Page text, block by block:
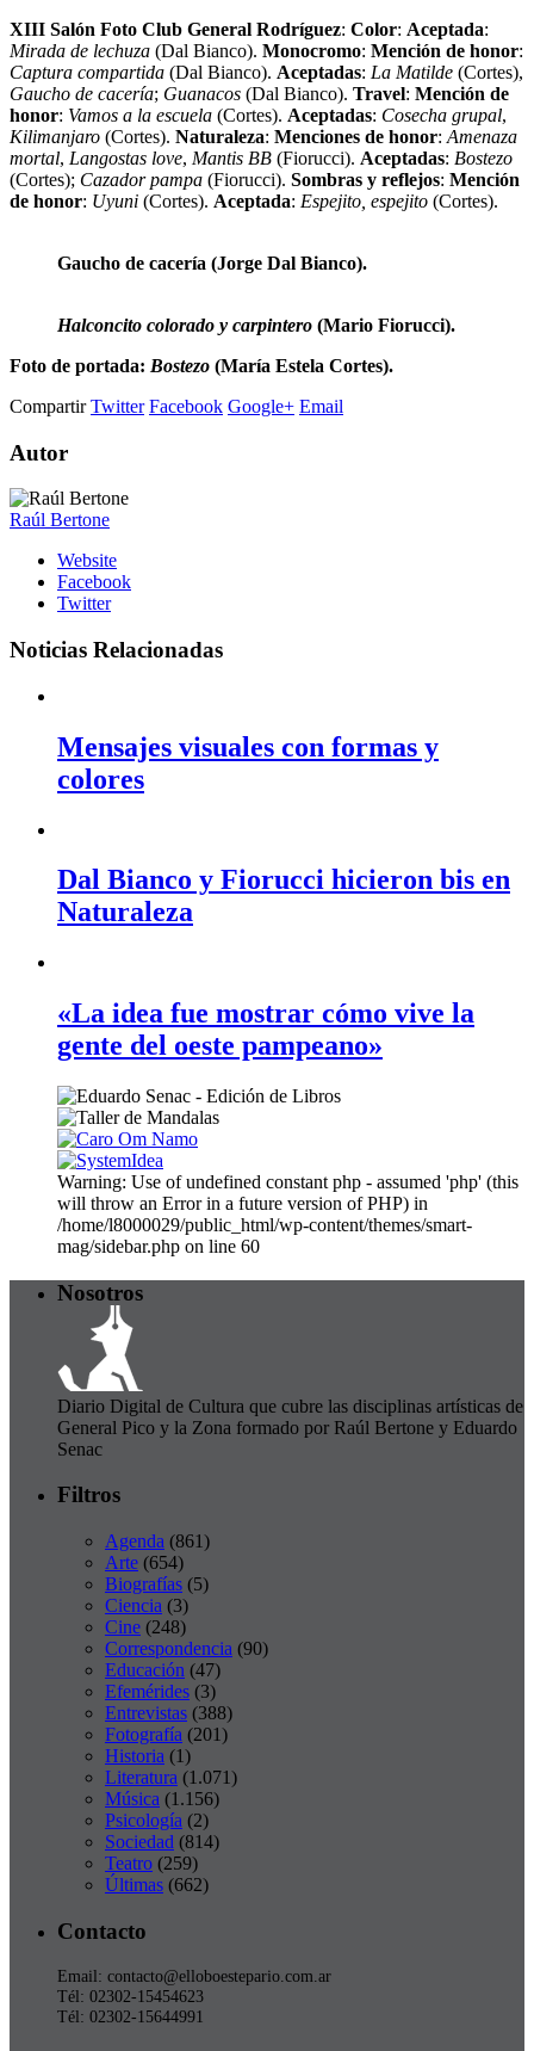
XIII Salón Foto Club General Rodríguez: Color: Aceptada:
Mirada de lechuza (Dal Bianco). Monocromo: Mención de honor:
Captura compartida (Dal Bianco). Aceptadas: La Matilde (Cortes),
Gaucho de cacería; Guanacos (Dal Bianco). Travel: Mención de
honor: Vamos a la escuela (Cortes). Aceptadas: Cosecha grupal,
Kilimanjaro (Cortes). Naturaleza: Menciones de honor: Amenaza
mortal, Langostas love, Mantis BB (Fiorucci). Aceptadas: Bostezo
(Cortes); Cazador pampa (Fiorucci). Sombras y reflejos: Mención
de honor: Uyuni (Cortes). Aceptada: Espejito, espejito (Cortes).
Gaucho de cacería (Jorge Dal Bianco).
Halconcito colorado y carpintero (Mario Fiorucci).
Foto de portada: Bostezo (María Estela Cortes).
Compartir Twitter Facebook Google+ Email
Autor
Raúl Bertone
Website
Facebook
Twitter
Noticias Relacionadas
Mensajes visuales con formas y
colores
Dal Bianco y Fiorucci hicieron bis en
Naturaleza
«La idea fue mostrar cómo vive la
gente del oeste pampeano»
Warning: Use of undefined constant php - assumed 'php' (this
will throw an Error in a future version of PHP) in
/home/l8000029/public_html/wp-content/themes/smart-
mag/sidebar.php on line 60
Nosotros
Diario Digital de Cultura que cubre las disciplinas artísticas de
General Pico y la Zona formado por Raúl Bertone y Eduardo
Senac
Filtros
Agenda (861)
Arte (654)
Biografías (5)
Ciencia (3)
Cine (248)
Correspondencia (90)
Educación (47)
Efemérides (3)
Entrevistas (388)
Fotografía (201)
Historia (1)
Literatura (1.071)
Música (1.156)
Psicología (2)
Sociedad (814)
Teatro (259)
Últimas (662)
Contacto
Email: contacto@elloboestepario.com.ar
Tél: 02302-15454623
Tél: 02302-15644991